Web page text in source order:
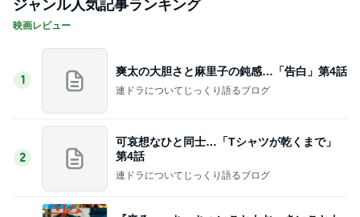
ジャンル人気記事ランキング
映画レビュー
1
爽太の大胆さと麻里子の鈍感…「告白」第4話
連ドラについてじっくり語るブログ
2
可哀想なひと同士…「Tシャツが乾くまで」
第4話
連ドラについてじっくり語るブログ